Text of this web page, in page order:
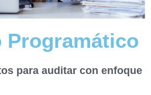
Programático
para auditar con enfoque